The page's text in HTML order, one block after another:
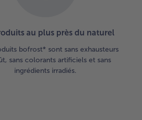
au plus près du naturel
bofrost* sont sans exhausteurs
sans colorants artificiels et sans
ingrédients irradiés.